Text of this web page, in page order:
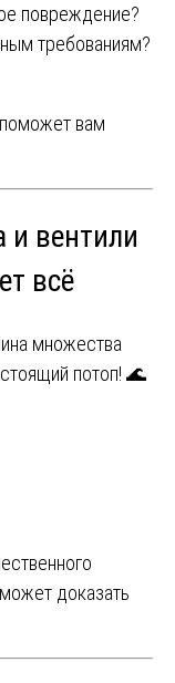
повреждение?
требованиям?
вам
и вентили
всё
множества
потоп! 🌊
доказать